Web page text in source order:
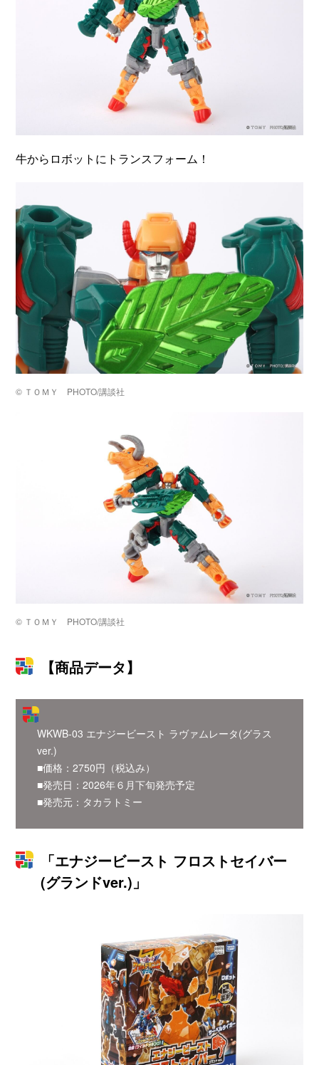
牛からロボットにトランスフォーム！
©️ ＴＯＭＹ PHOTO/講談社
©️ ＴＯＭＹ PHOTO/講談社
【商品データ】
WKWB-03 エナジービースト ラヴァムレータ(グラス
ver.)
■価格：2750円（税込み）
■発売日：2026年６月下旬発売予定
■発売元：タカラトミー
「エナジービースト フロストセイバー
(グランドver.)」